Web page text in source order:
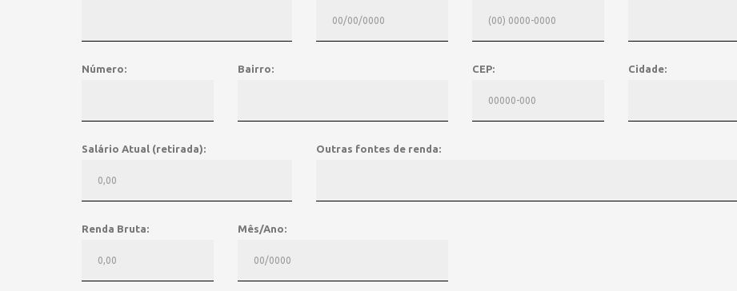
Número: Bairro: CEP: Cidade:
Salário Atual (retirada): Outras fontes de renda:
Renda Bruta: Mês/Ano: